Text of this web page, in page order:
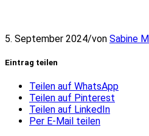
5. September 2024/von Sabine
Eintrag teilen
Teilen auf WhatsApp
Teilen auf Pinterest
Teilen auf LinkedIn
Per E-Mail teilen